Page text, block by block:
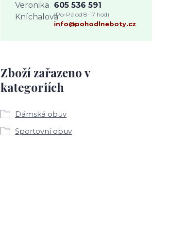
Zboží zařazeno v
kategoriích
Dámská obuv
Sportovní obuv
605 536 591
(Po-Pá od 8-17 hod)
info@pohodlneboty.cz